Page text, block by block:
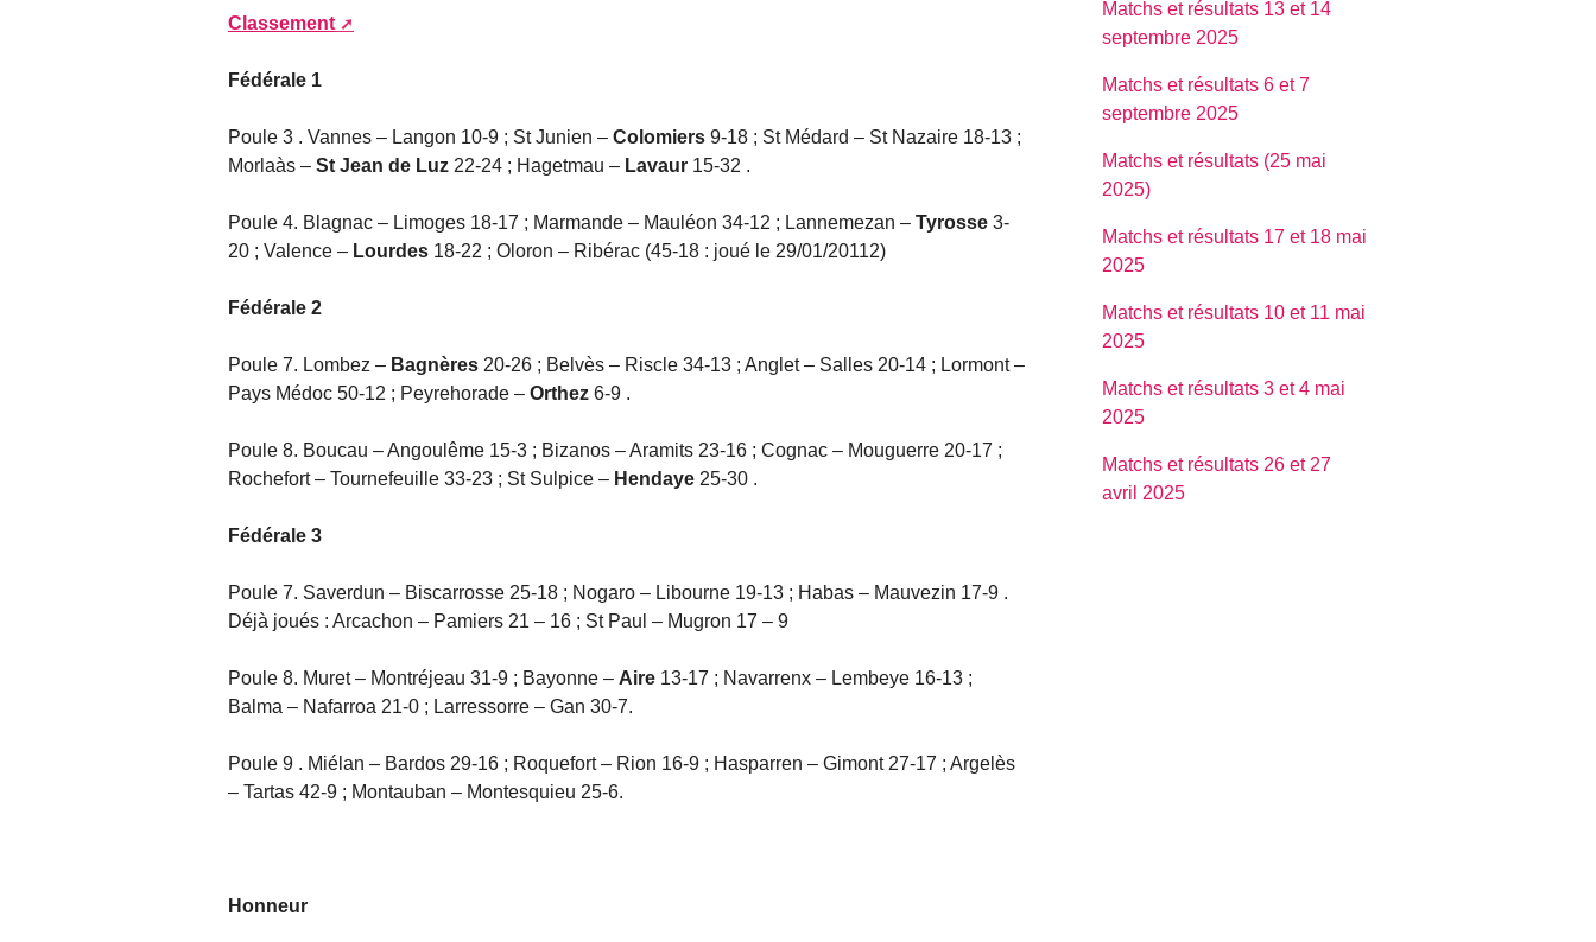
Classement
Fédérale 1
Poule 3 . Vannes – Langon 10-9 ; St Junien – Colomiers 9-18 ; St Médard – St Nazaire 18-13 ;
Morlaàs – St Jean de Luz 22-24 ; Hagetmau – Lavaur 15-32 .
Poule 4. Blagnac – Limoges 18-17 ; Marmande – Mauléon 34-12 ; Lannemezan – Tyrosse 3-
20 ; Valence – Lourdes 18-22 ; Oloron – Ribérac (45-18 : joué le 29/01/20112)
Fédérale 2
Poule 7. Lombez – Bagnères 20-26 ; Belvès – Riscle 34-13 ; Anglet – Salles 20-14 ; Lormont –
Pays Médoc 50-12 ; Peyrehorade – Orthez 6-9 .
Poule 8. Boucau – Angoulême 15-3 ; Bizanos – Aramits 23-16 ; Cognac – Mouguerre 20-17 ;
Rochefort – Tournefeuille 33-23 ; St Sulpice – Hendaye 25-30 .
Fédérale 3
Poule 7. Saverdun – Biscarrosse 25-18 ; Nogaro – Libourne 19-13 ; Habas – Mauvezin 17-9 .
Déjà joués : Arcachon – Pamiers 21 – 16 ; St Paul – Mugron 17 – 9
Poule 8. Muret – Montréjeau 31-9 ; Bayonne – Aire 13-17 ; Navarrenx – Lembeye 16-13 ;
Balma – Nafarroa 21-0 ; Larressorre – Gan 30-7.
Poule 9 . Miélan – Bardos 29-16 ; Roquefort – Rion 16-9 ; Hasparren – Gimont 27-17 ; Argelès
– Tartas 42-9 ; Montauban – Montesquieu 25-6.
Honneur
Matchs et résultats 13 et 14
septembre 2025
Matchs et résultats 6 et 7
septembre 2025
Matchs et résultats (25 mai
2025)
Matchs et résultats 17 et 18 mai
2025
Matchs et résultats 10 et 11 mai
2025
Matchs et résultats 3 et 4 mai
2025
Matchs et résultats 26 et 27
avril 2025